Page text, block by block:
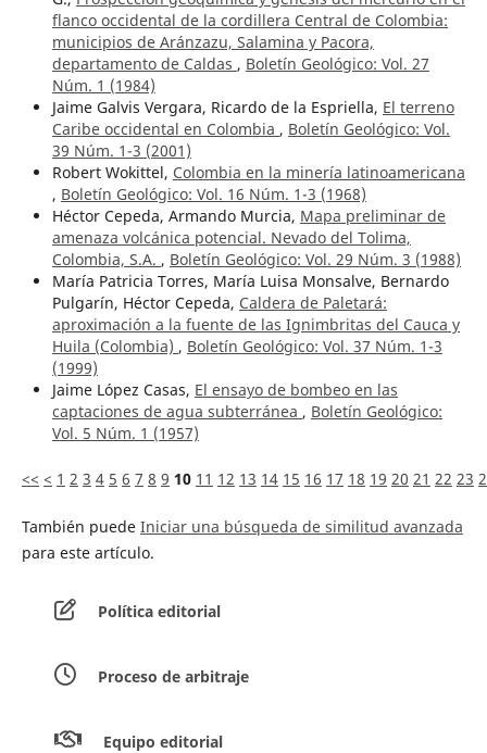
flanco occidental de la cordillera Central de Colombia:
municipios de Aránzazu, Salamina y Pacora,
departamento de Caldas , Boletín Geológico: Vol. 27
Núm. 1 (1984)
Jaime Galvis Vergara, Ricardo de la Espriella, El terreno
Caribe occidental en Colombia , Boletín Geológico: Vol.
39 Núm. 1-3 (2001)
Robert Wokittel, Colombia en la minería latinoamericana
, Boletín Geológico: Vol. 16 Núm. 1-3 (1968)
Héctor Cepeda, Armando Murcia, Mapa preliminar de
amenaza volcánica potencial. Nevado del Tolima,
Colombia, S.A. , Boletín Geológico: Vol. 29 Núm. 3 (1988)
María Patricia Torres, María Luisa Monsalve, Bernardo
Pulgarín, Héctor Cepeda, Caldera de Paletará:
aproximación a la fuente de las Ignimbritas del Cauca y
Huila (Colombia) , Boletín Geológico: Vol. 37 Núm. 1-3
(1999)
Jaime López Casas, El ensayo de bombeo en las
captaciones de agua subterránea , Boletín Geológico:
Vol. 5 Núm. 1 (1957)
<< < 1 2 3 4 5 6 7 8 9 10 11 12 13 14 15 16 17 18 19 20 21 22 23
También puede Iniciar una búsqueda de similitud avanzada
para este artículo.
Política editorial
Proceso de arbitraje
Equipo editorial